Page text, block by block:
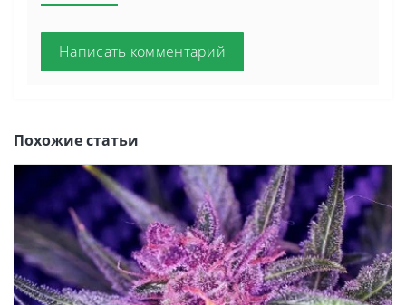
Написать комментарий
Похожие статьи